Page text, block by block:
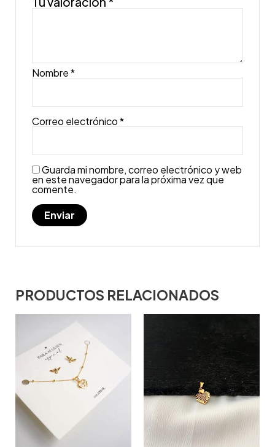
Nombre*
Correo electrónico*
Guarda mi nombre, correo electrónico y web
en este navegador para la próxima vez que
comente.
PRODUCTOS RELACIONADOS